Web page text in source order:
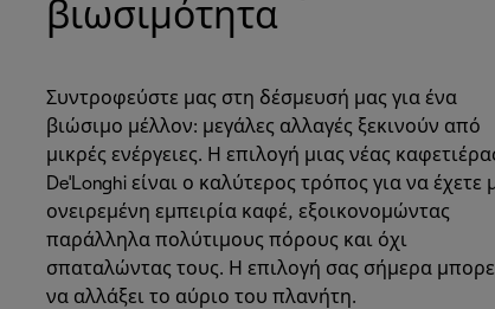
βιωσιμότητα
Συντροφεύστε μας στη δέσμευσή μας για ένα
βιώσιμο μέλλον: μεγάλες αλλαγές ξεκινούν από
μικρές ενέργειες. Η επιλογή μιας νέας
De'Longhi είναι ο καλύτερος τρόπος για να έχετε
ονειρεμένη εμπειρία καφέ, εξοικονομώντας
παράλληλα πολύτιμους πόρους και όχι
σπαταλώντας τους. Η επιλογή σας σήμερα
να αλλάξει το αύριο του πλανήτη.